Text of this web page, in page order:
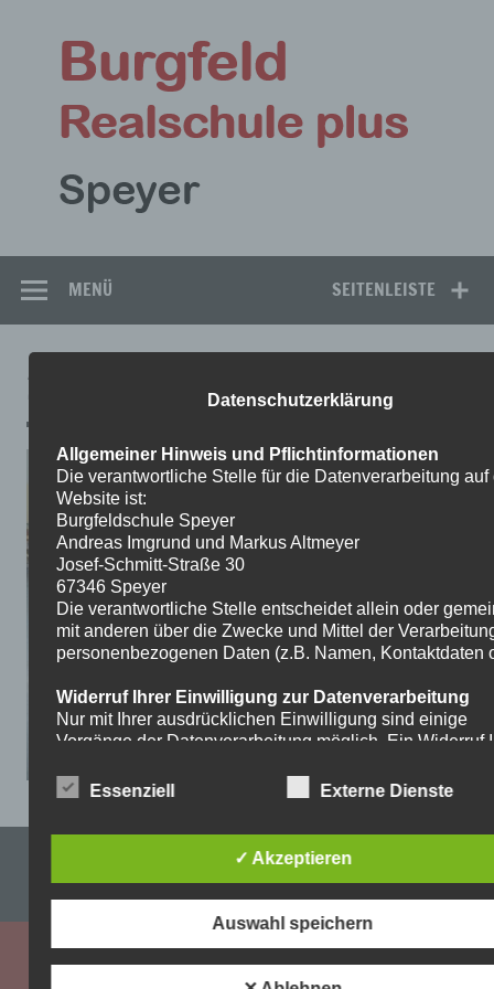
springen
SEITENLEISTE
MENÜ
20220707_124522
Impressum & Datenschutzerklärung
WordPress-Theme: Dynamic News von ThemeZee.
Datenschutzerklärung
Allgemeiner Hinweis und Pflichtinformationen
Die verantwortliche Stelle für die Datenverarbeitung auf
Website ist:
Burgfeldschule Speyer
Andreas Imgrund und Markus Altmeyer
Josef-Schmitt-Straße 30
67346 Speyer
Die verantwortliche Stelle entscheidet allein oder
mit anderen über die Zwecke und Mittel der
personenbezogenen Daten (z.B. Namen, Kontaktdaten
Widerruf Ihrer Einwilligung zur Datenverarbeitung
Nur mit Ihrer ausdrücklichen Einwilligung sind einige
Vorgänge der Datenverarbeitung möglich. Ein Widerruf
Widerruf genügt eine formlose Mitteilung per E-Mail. Die
Recht auf Beschwerde bei der zuständigen
Aufsichtsbehörde
Als Betroffener steht Ihnen im Falle eines
der zuständigen Aufsichtsbehörde zu. Zuständige
Aufsichtsbehörde bezüglich datenschutzrechtlicher
Essenziell Externe Dienste
✓ Akzeptieren
Auswahl speichern